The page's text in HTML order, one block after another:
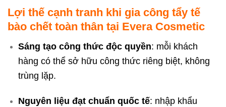
Lợi thế cạnh tranh khi gia công tẩy tế
bào chết toàn thân tại Evera Cosmetic
Sáng tạo công thức độc quyền: mỗi khách
hàng có thể sở hữu công thức riêng biệt, không
trùng lặp.
Nguyên liệu đạt chuẩn quốc tế: nhập khẩu